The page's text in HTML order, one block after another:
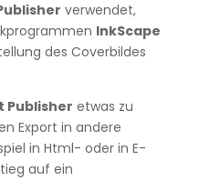
verwendet,
InkScape
des Coverbildes
Publisher etwas zu
Export in andere
in Html- oder in E-
auf ein